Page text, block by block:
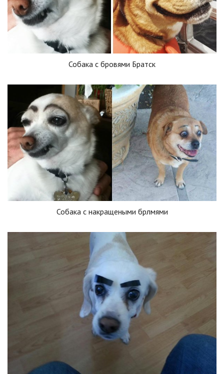
Собака с бровями Братск
Собака с накращеными брлмями